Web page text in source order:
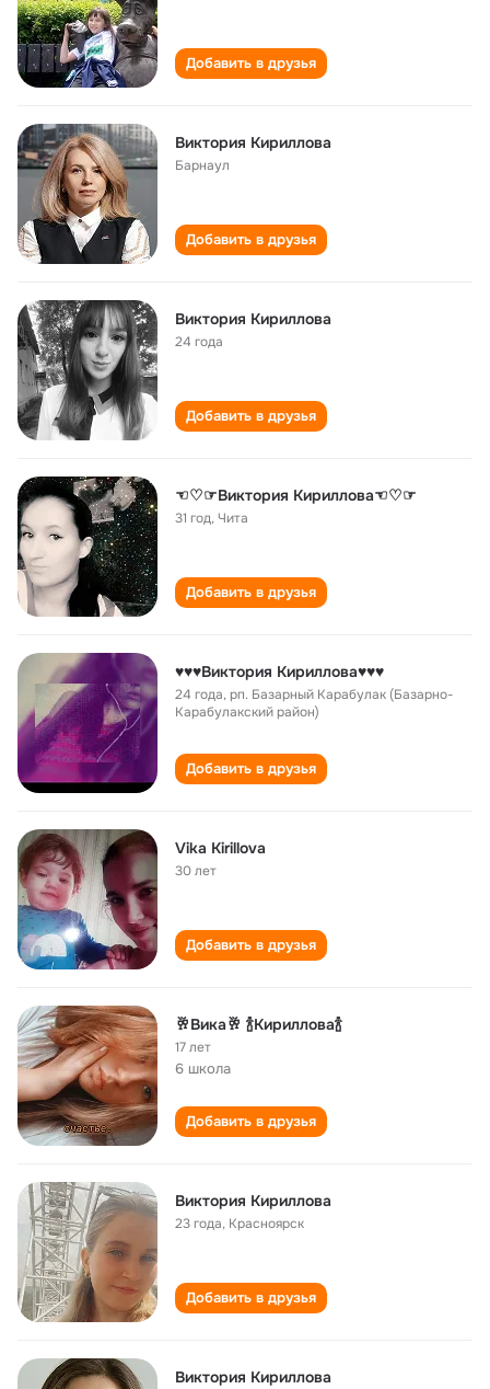
Добавить в друзья
Виктория Кириллова
Барнаул
Добавить в друзья
Виктория Кириллова
24 года
Добавить в друзья
☜♡☞Виктория Кириллова☜♡☞
31 год,Чита
Добавить в друзья
♥♥♥Виктория Кириллова♥♥♥
24 года,рп. Базарный Карабулак (Базарно-
Карабулакский район)
Добавить в друзья
Vika Kirillova
30 лет
Добавить в друзья
🥂Вика🥂 🍾Кириллова🍾
17 лет
6 школа
Добавить в друзья
Виктория Кириллова
23 года, Красноярск
Добавить в друзья
Виктория Кириллова